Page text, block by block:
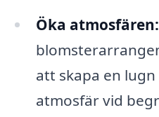
Öka atmosfären:
att skapa en
atmosfär vid